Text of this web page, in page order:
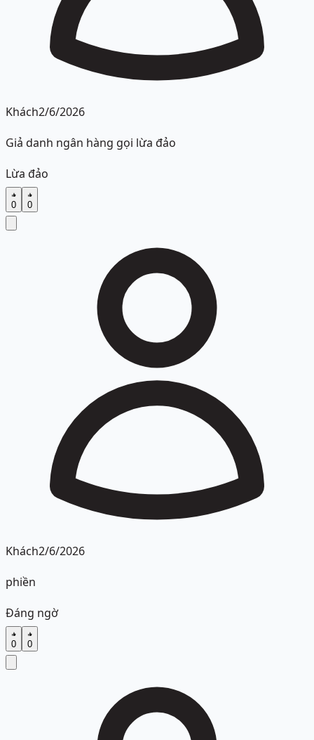
Khách2/6/2026
Giả danh ngân hàng gọi lừa đảo
Lừa đảo
0 0
Khách2/6/2026
phiền
Đáng ngờ
0 0